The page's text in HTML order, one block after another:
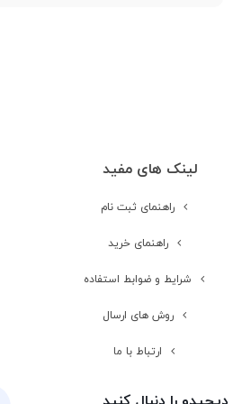
سازنده کارت
مدل کارت گرافیک UHD Graphics
کارت گرافیک
لینک های مفید
راهنمای ثبت نام
راهنمای خرید
شرایط و ضوابط استفاده
روش های ارسال
ارتباط با ما